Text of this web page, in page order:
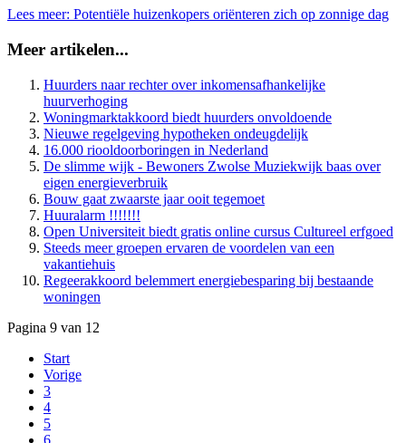
Lees meer: Potentiële huizenkopers oriënteren zich op zonnige dag
Meer artikelen...
Huurders naar rechter over inkomensafhankelijke
huurverhoging
Woningmarktakkoord biedt huurders onvoldoende
Nieuwe regelgeving hypotheken ondeugdelijk
16.000 riooldoorboringen in Nederland
De slimme wijk - Bewoners Zwolse Muziekwijk baas over
eigen energieverbruik
Bouw gaat zwaarste jaar ooit tegemoet
Huuralarm !!!!!!!
Open Universiteit biedt gratis online cursus Cultureel erfgoed
Steeds meer groepen ervaren de voordelen van een
vakantiehuis
Regeerakkoord belemmert energiebesparing bij bestaande
woningen
Pagina 9 van 12
Start
Vorige
3
4
5
6